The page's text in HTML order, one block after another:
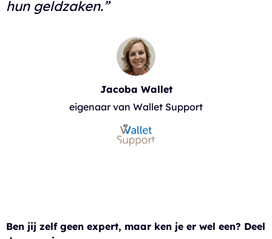
hun geldzaken.”
Jacoba Wallet
eigenaar van Wallet Support
Ben jij zelf geen expert, maar ken je er wel een? Deel